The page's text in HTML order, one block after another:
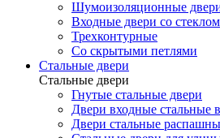
Шумоизоляционные
Входные двери со стеклом
Трехконтурные
Со скрытыми петлями
Стальные двери
Стальные двери
Гнутые стальные двери
Двери входные стальные
Двери стальные